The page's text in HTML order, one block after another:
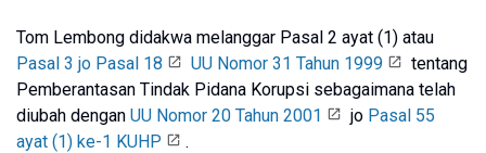
Tom Lembong didakwa melanggar Pasal 2 ayat (1) atau
Pasal 3 jo Pasal 18
UU Nomor 31 Tahun 1999
tentang
Pemberantasan Tindak Pidana Korupsi sebagaimana telah
diubah dengan UU Nomor 20 Tahun 2001 jo Pasal 55
ayat (1) ke-1 KUHP
.